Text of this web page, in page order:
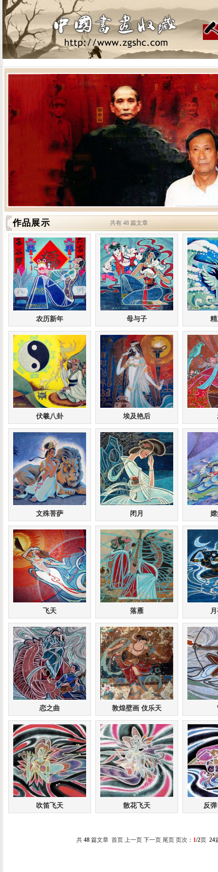
作品展示 共有 48 篇文章
农历新年 母与子
伏羲八卦 埃及艳后
文殊菩萨 闭月
飞天 落雁
恋之曲 敦煌壁画 伎乐天
吹笛飞天 散花飞天 反
共48 篇文章 首页 上一页下一页 尾页 页次： 1/2页24